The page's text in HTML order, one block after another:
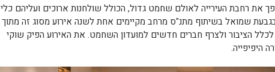
את רחבת העירייה לאולם שחמט גדול, הכולל שולחנות ארוכים ועליהם כלי
שמואל בשיתוף מתנ"ס מרחב מקיימים אחת לשנה אירוע מסוג זה מתוך
הציבור ולצרף חברים חדשים למועדון השחמט. את האירוע הפיק שוקי
היפיפייה.